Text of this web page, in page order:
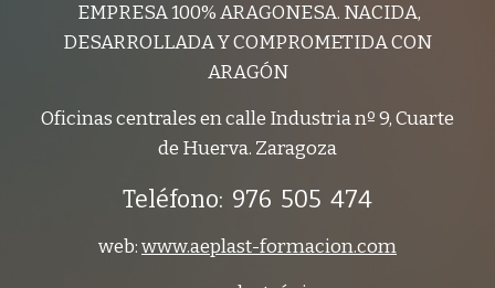
EMPRESA 100% ARAGONESA. NACIDA,
DESARROLLADA Y COMPROMETIDA CON
ARAGÓN
Oficinas centrales en calle Industria nº 9, Cuarte
de Huerva. Zaragoza
Teléfono: 976 505 474
web:www.aeplast-formacion.com